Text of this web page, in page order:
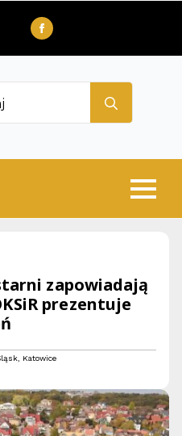
Search
zapowiadają
prezentuje
Katowice